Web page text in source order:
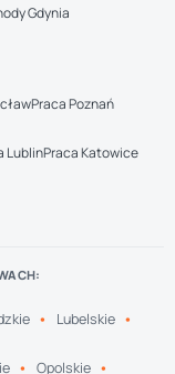
Gdynia
Praca Poznań
LublinPraca Katowice
Lubelskie
Opolskie